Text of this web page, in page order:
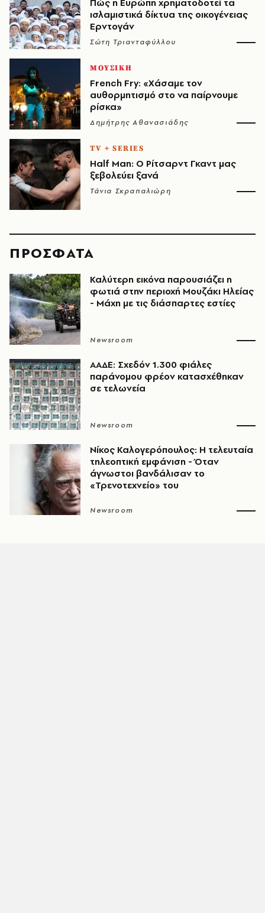
Πώς η Ευρώπη χρηματοδοτεί τα
ισλαμιστικά δίκτυα της οικογένειας
Ερντογάν
Σώτη Τριανταφύλλου
ΜΟΥΣΙΚΗ
French Fry: «Χάσαμε τον
αυθορμητισμό στο να παίρνουμε
ρίσκα»
Δημήτρης Αθανασιάδης
TV + SERIES
Half Man: Ο Ρίτσαρντ Γκαντ μας
ξεβολεύει ξανά
Τάνια Σκραπαλιώρη
ΠΡΟΣΦΑΤΑ
Καλύτερη εικόνα παρουσιάζει η
φωτιά στην περιοχή Μουζάκι Ηλείας
- Μάχη με τις διάσπαρτες εστίες
Newsroom
ΑΑΔΕ: Σχεδόν 1.300 φιάλες
παράνομου φρέον κατασχέθηκαν
σε τελωνεία
Newsroom
Νίκος Καλογερόπουλος: Η τελευταία
τηλεοπτική εμφάνιση - Όταν
άγνωστοι βανδάλισαν το
«Τρενοτεχνείο» του
Newsroom